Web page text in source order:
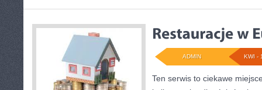
KWI -
ADMIN
Ten serwis to ciekawe